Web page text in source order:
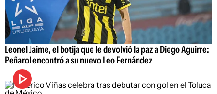
Leonel Jaime, el botija que le devolvió la paz a Diego Aguirre:
Peñarol encontró a su nuevo Leo Fernández